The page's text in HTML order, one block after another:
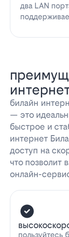
два LAN
билайн
— это
быстрое и
интернет
доступ на
что позволит
онлайн-